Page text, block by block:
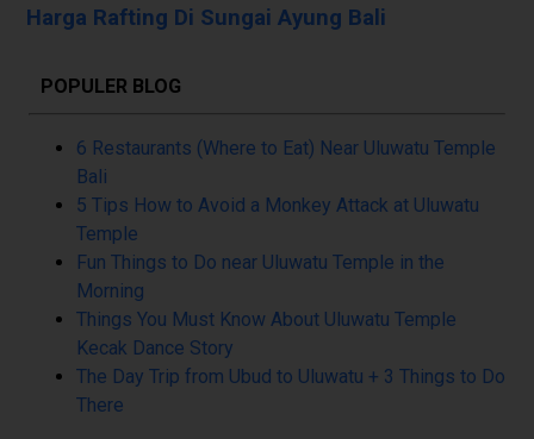
Harga Rafting Di Sungai Ayung Bali
POPULER BLOG
6 Restaurants (Where to Eat) Near Uluwatu Temple
Bali
5 Tips How to Avoid a Monkey Attack at Uluwatu
Temple
Fun Things to Do near Uluwatu Temple in the
Morning
Things You Must Know About Uluwatu Temple
Kecak Dance Story
The Day Trip from Ubud to Uluwatu + 3 Things to Do
There